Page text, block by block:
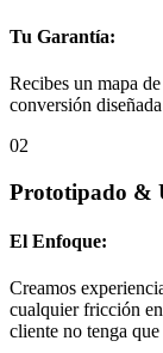
Tu Garantía:
Recibes un mapa
conversión
02
Prototipado &
El Enfoque:
Creamos
cualquier fricción
cliente no tenga